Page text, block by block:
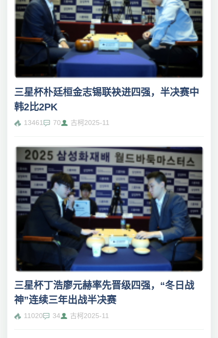
三星杯朴廷桓金志锡联袂进四强，半决赛中
韩2比2PK
13461 70 古柯2025-11
三星杯丁浩廖元赫率先晋级四强，“冬日战
神”连续三年出战半决赛
11020 34 古柯2025-11